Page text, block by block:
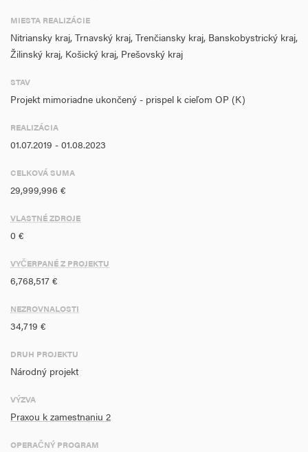
času alebo v rozsahu polovice ustanoveného týždenného
pracovného času, pričom finančné príspevky sa poskytujú mesačne
najviac počas 9 mesiacov.
Projekt sa vykonáva prostredníctvom hlavnej aktivity Podpora praxe
ako súčasti pracovného pomeru mladého nezamestnaného NEET
Cieľovou skupinou projektu sú NEET do 29 rokov.
Projekt bude realizovať Ústredie práce, sociálnych vecí a rodiny a 43
úradov práce, sociálnych vecí a rodiny v rámci Slovenskej republiky
MIESTA REALIZÁCIE
Nitriansky kraj, Trnavský kraj, Trenčiansky kraj, Banskobystrický kraj,
Žilinský kraj, Košický kraj, Prešovský kraj
STAV
Projekt mimoriadne ukončený - prispel k cieľom OP (K)
REALIZÁCIA
01.07.2019 - 01.08.2023
CELKOVÁ SUMA
29,999,996 €
VLASTNÉ ZDROJE
0 €
VYČERPANÉ Z PROJEKTU
6,768,517 €
NEZROVNALOSTI
34,719 €
DRUH PROJEKTU
Národný projekt
VÝZVA
Praxou k zamestnaniu 2
OPERAČNÝ PROGRAM